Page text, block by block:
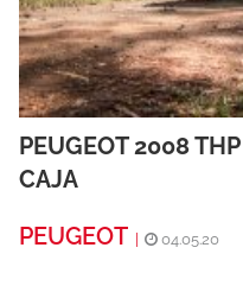
PEUGEOT 2008
CAJA
PEUGEOT | 04.05.20